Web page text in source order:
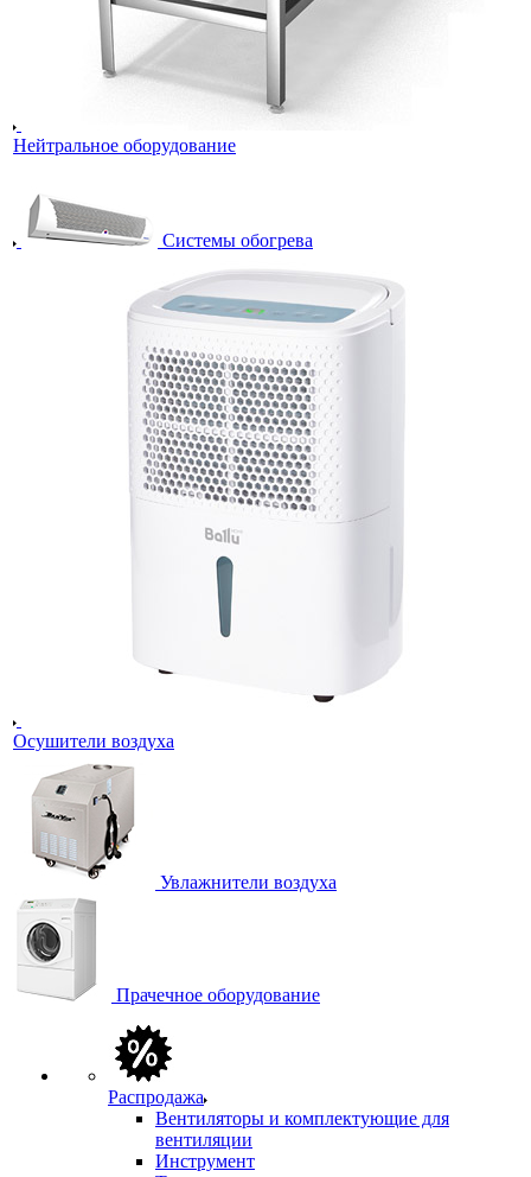
Нейтральное оборудование
Системы обогрева
Осушители воздуха
Увлажнители воздуха
Прачечное оборудование
Распродажа
Вентиляторы и комплектующие для
вентиляции
Инструмент